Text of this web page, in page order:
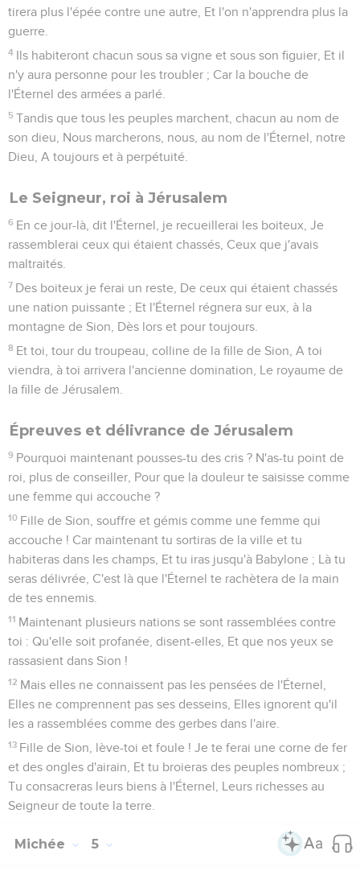
tirera plus l'épée contre une autre, Et l'on n'apprendra plus la
guerre.
4 Ils habiteront chacun sous sa vigne et sous son figuier, Et il
n'y aura personne pour les troubler ; Car la bouche de
l'Éternel des armées a parlé.
5 Tandis que tous les peuples marchent, chacun au nom de
son dieu, Nous marcherons, nous, au nom de l'Éternel, notre
Dieu, A toujours et à perpétuité.
Le Seigneur, roi à Jérusalem
6 En ce jour-là, dit l'Éternel, je recueillerai les boiteux, Je
rassemblerai ceux qui étaient chassés, Ceux que j'avais
maltraités.
7 Des boiteux je ferai un reste, De ceux qui étaient chassés
une nation puissante ; Et l'Éternel régnera sur eux, à la
montagne de Sion, Dès lors et pour toujours.
8 Et toi, tour du troupeau, colline de la fille de Sion, A toi
viendra, à toi arrivera l'ancienne domination, Le royaume de
la fille de Jérusalem.
Épreuves et délivrance de Jérusalem
9 Pourquoi maintenant pousses-tu des cris ? N'as-tu point de
roi, plus de conseiller, Pour que la douleur te saisisse comme
une femme qui accouche ?
10 Fille de Sion, souffre et gémis comme une femme qui
accouche ! Car maintenant tu sortiras de la ville et tu
habiteras dans les champs, Et tu iras jusqu'à Babylone ; Là tu
seras délivrée, C'est là que l'Éternel te rachètera de la main
de tes ennemis.
11 Maintenant plusieurs nations se sont rassemblées contre
toi : Qu'elle soit profanée, disent-elles, Et que nos yeux se
rassasient dans Sion !
12 Mais elles ne connaissent pas les pensées de l'Éternel,
Elles ne comprennent pas ses desseins, Elles ignorent qu'il
les a rassemblées comme des gerbes dans l'aire.
13 Fille de Sion, lève-toi et foule ! Je te ferai une corne de fer
et des ongles d'airain, Et tu broieras des peuples nombreux ;
Tu consacreras leurs biens à l'Éternel, Leurs richesses au
Seigneur de toute la terre.
Michée 5